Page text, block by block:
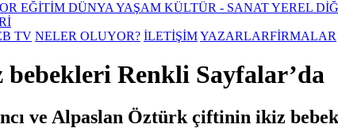
EĞİTİM DÜNYA YAŞAM KÜLTÜR - SANATYEREL
TV NELER OLUYOR? İLETİŞİMYAZARLARFİRMALAR
Renkli Sayfalar’da
ve Alpaslan Öztürk çiftinin ikiz